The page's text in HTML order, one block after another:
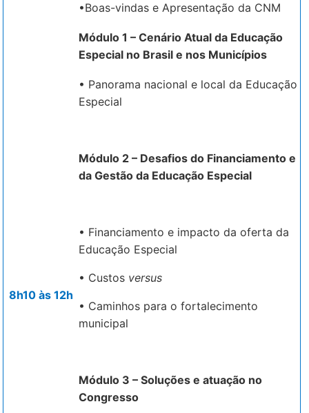
•Boas-vindas e Apresentação da CNM
Módulo 1 – Cenário Atual da Educação
Especial no Brasil e nos Municípios
8h10 às 12h
• Panorama nacional e local da Educação
Especial
Módulo 2 – Desafios do Financiamento e
da Gestão da Educação Especial
• Financiamento e impacto da oferta da
Educação Especial
• Custos versus
• Caminhos para o fortalecimento
municipal
Módulo 3 – Soluções e atuação no
Congresso